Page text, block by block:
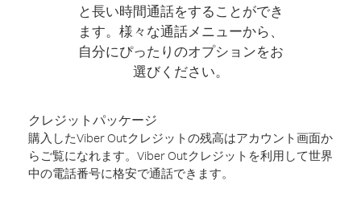
と長い時間通話をすることができ
ます。様々な通話メニューから、
自分にぴったりのオプションをお
選びください。
クレジットパッケージ
購入したViber Outクレジットの残高はアカウント画面か
らご覧になれます。Viber Outクレジットを利用して世界
中の電話番号に格安で通話できます。